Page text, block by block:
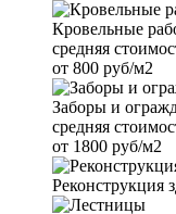
Кровельные
средняя
от 800 руб/м2
Заборы и
средняя
от 1800 руб/м2
Реконструкция